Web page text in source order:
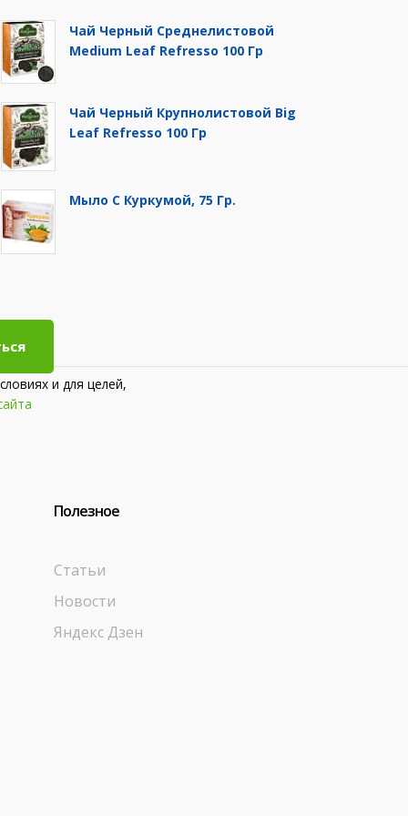
Чай Черный Среднелистовой
Medium Leaf Refresso 100 Гр
Чай Черный Крупнолистовой Big
Leaf Refresso 100 Гр
Мыло С Куркумой, 75 Гр.
и для целей,
Полезное
Статьи
Новости
Яндекс Дзен